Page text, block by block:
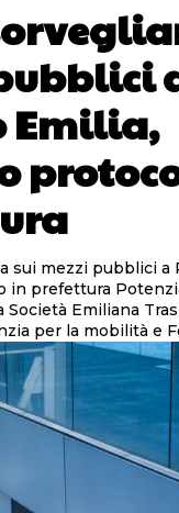
Emilia,
sui mezzi pubblici a
Potenziata la
Società Emiliana
per la mobilità e